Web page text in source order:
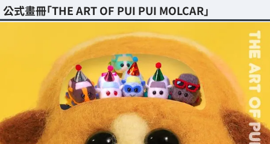
公式畫冊「THE ART OF PUI PUI MOLCAR」